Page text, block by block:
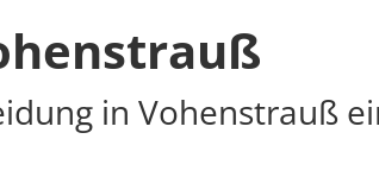
in Vohenstrauß